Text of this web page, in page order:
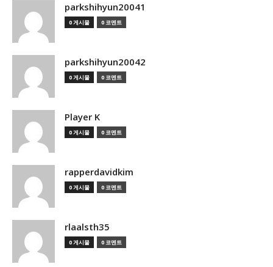
parkshihyun20041
0 게시물 0 코멘트
parkshihyun20042
0 게시물 0 코멘트
Player K
0 게시물 0 코멘트
rapperdavidkim
0 게시물 0 코멘트
rlaalsth35
0 게시물 0 코멘트